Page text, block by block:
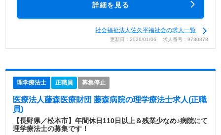
詳細を見る
社会福祉法人佐久平福祉会の求人一覧
更新日：2026/01/06 求人番号：9780878
理学療法士 正職員 募集停止
医療法人藤森医療財団 藤森病院の理学療法士求人(正職
員)
【長野県／松本市】年間休日110日以上＆残業少なめ♪病院にて
理学療法士の募集です！